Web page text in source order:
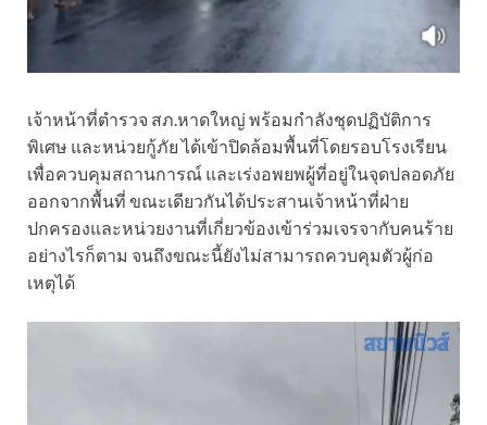
เจ้าหน้าที่ตำรวจ สภ.หาดใหญ่ พร้อมกำลังชุดปฏิบัติการ
พิเศษ และหน่วยกู้ภัย ได้เข้าปิดล้อมพื้นที่โดยรอบโรงเรียน
เพื่อควบคุมสถานการณ์ และเร่งอพยพผู้ที่อยู่ในจุดปลอดภัย
ออกจากพื้นที่ ขณะเดียวกันได้ประสานเจ้าหน้าที่ฝ่าย
ปกครองและหน่วยงานที่เกี่ยวข้องเข้าร่วมเจรจากับคนร้าย
อย่างไรก็ตาม จนถึงขณะนี้ยังไม่สามารถควบคุมตัวผู้ก่อ
เหตุได้